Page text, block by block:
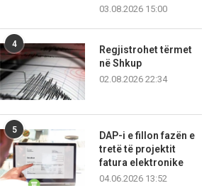
03.08.2026 15:00
4
Regjistrohet tërmet
në Shkup
02.08.2026 22:34
5
DAP-i e fillon fazën e
tretë të projektit
fatura elektronike
04.06.2026 13:52